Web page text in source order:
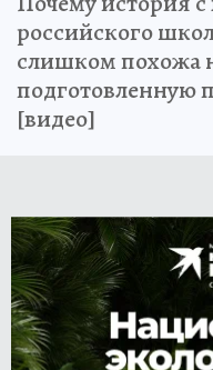
российского
слишком похожа
подготовленную
[видео]